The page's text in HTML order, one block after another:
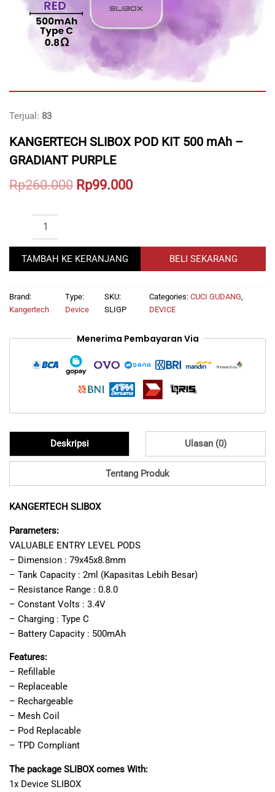
Terjual: 83
KANGERTECH SLIBOX POD KIT 500 mAh –
GRADIANT PURPLE
Rp260.000 Original
Rp260.000.
Rp99.000Current
Rp99.000.
POD
500
-
GRADIANT
TAMBAH KE KERANJANG BELI SEKARANG
Brand:
Kangertech
Type:
Device
SKU:
SLIGP
Categories:CUCI GUDANG,
DEVICE
Menerima Pembayaran Via
Deskripsi Ulasan (0)
Tentang Produk
KANGERTECH SLIBOX
Parameters:
VALUABLE ENTRY LEVEL PODS
– Dimension : 79x45x8.8mm
– Tank Capacity : 2ml (Kapasitas Lebih Besar)
– Resistance Range : 0.8.0
– Constant Volts : 3.4V
– Charging : Type C
– Battery Capacity : 500mAh
Features:
– Refillable
– Replaceable
– Rechargeable
– Mesh Coil
– Pod Replacable
– TPD Compliant
The package SLIBOX comes With:
1x Device SLIBOX